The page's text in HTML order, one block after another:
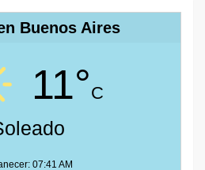
Buenos Aires
11°C
07:41 AM